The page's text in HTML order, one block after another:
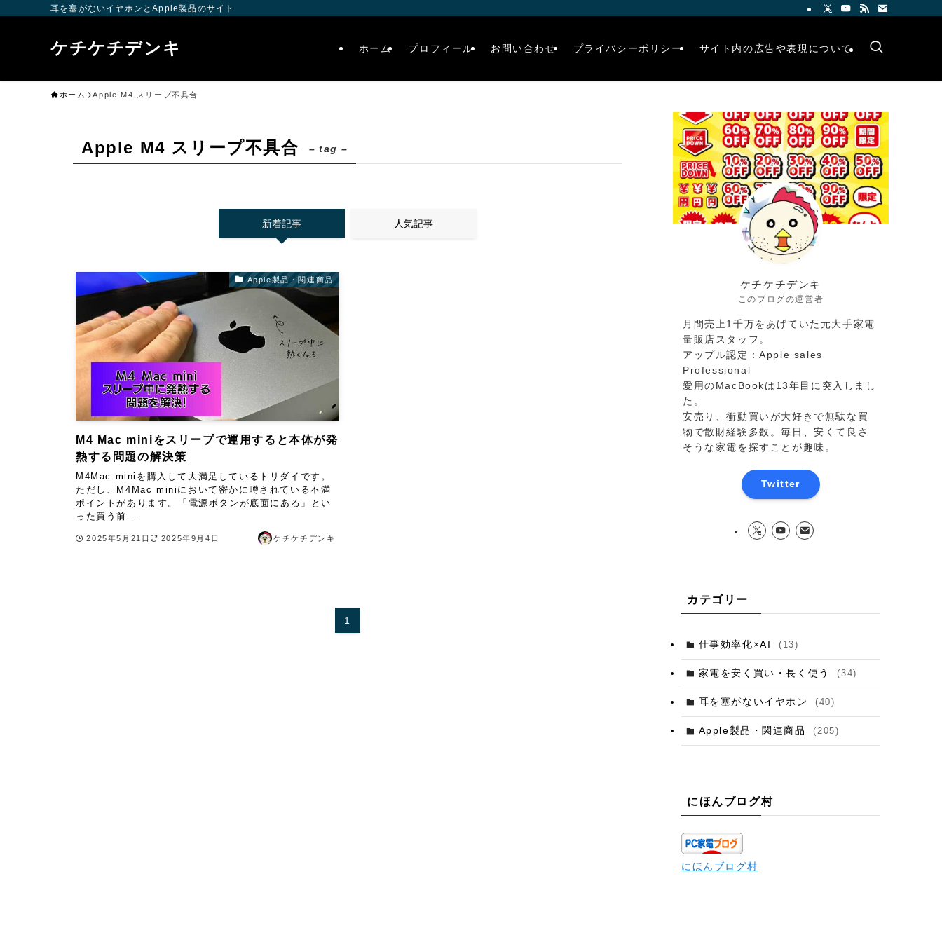
耳を塞がないイヤホンとApple製品のサイト
ケチケチデンキ ホーム プロフィール お問い合わせ プライバシーポリシー サイト内の広告や表現について
ホーム Apple M4 スリープ不具合
Apple M4 スリープ不具合 – tag –
新着記事 人気記事
Apple製品・関連商品
M4 Mac miniをスリープで運用すると本体が発
熱する問題の解決策
M4Mac miniを購入して大満足しているトリダイです。
ただし、M4Mac miniにおいて密かに噂されている不満
ポイントがあります。「電源ボタンが底面にある」とい
った買う前...
2025年5月21日 2025年9月4日 ケチケチデンキ
1
ケチケチデンキ
このブログの運営者
月間売上1千万をあげていた元大手家電
量販店スタッフ。
アップル認定：Apple sales
Professional
愛用のMacBookは13年目に突入しまし
た。
安売り、衝動買いが大好きで無駄な買
物で散財経験多数。毎日、安くて良さ
そうな家電を探すことが趣味。
Twitter
カテゴリー
仕事効率化×AI (13)
家電を安く買い・長く使う (34)
耳を塞がないイヤホン (40)
Apple製品・関連商品 (205)
にほんブログ村
にほんブログ村